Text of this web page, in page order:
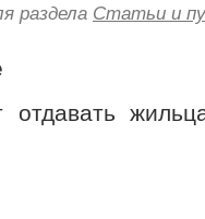
раздела Статьи и
отдавать